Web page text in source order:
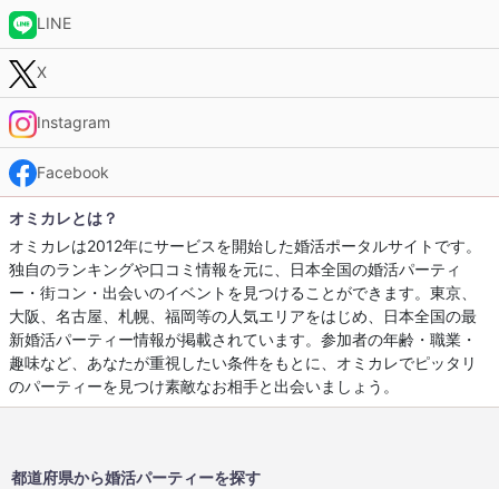
LINE
X
Instagram
Facebook
オミカレとは？
オミカレは2012年にサービスを開始した婚活ポータルサイトです。
独自のランキングや口コミ情報を元に、日本全国の婚活パーティ
ー・街コン・出会いのイベントを見つけることができます。東京、
大阪、名古屋、札幌、福岡等の人気エリアをはじめ、日本全国の最
新婚活パーティー情報が掲載されています。参加者の年齢・職業・
趣味など、あなたが重視したい条件をもとに、オミカレでピッタリ
のパーティーを見つけ素敵なお相手と出会いましょう。
都道府県から婚活パーティーを探す